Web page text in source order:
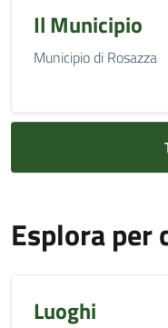
Il Municipio
Municipio di Rosazza
Esplora per
Luoghi